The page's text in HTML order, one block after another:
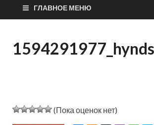
Авто
ГЛАВНОЕ МЕНЮ
(Пока оценок нет)